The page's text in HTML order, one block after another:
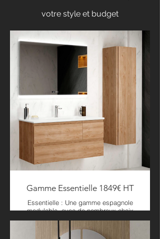
votre style et budget
Gamme Essentielle 1849€ HT
Essentielle : Une gamme espagnole
modulable, avec de nombreux choix
tous les budgets pour une salle de
bain personnalisée et accessible.